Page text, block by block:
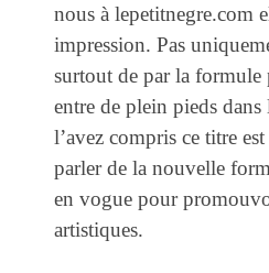
nous à lepetitnegre.com
impression. Pas
surtout de par la formule
entre de plein pieds
l’avez compris ce titre
parler de la nouvelle
en vogue pour
artistiques.